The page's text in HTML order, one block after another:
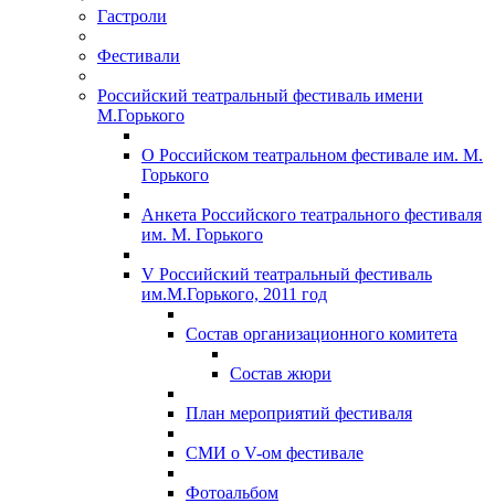
Гастроли
Фестивали
Российский театральный фестиваль имени
М.Горького
О Российском театральном фестивале им. М.
Горького
Анкета Российского театрального фестиваля
им. М. Горького
V Российский театральный фестиваль
им.М.Горького, 2011 год
Состав организационного комитета
Состав жюри
План мероприятий фестиваля
СМИ о V-ом фестивале
Фотоальбом